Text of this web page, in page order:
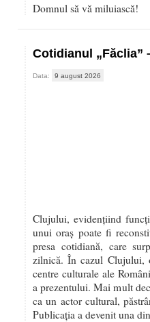
Domnul să vă miluiască!
Cotidianul
Data: 9 august 2026
Clujului, evidențiind
unui oraș poate fi
presa cotidiană, care
zilnică. În cazul Clujului,
centre culturale ale
a prezentului. Mai mult
ca un actor cultural,
Publicația a devenit una